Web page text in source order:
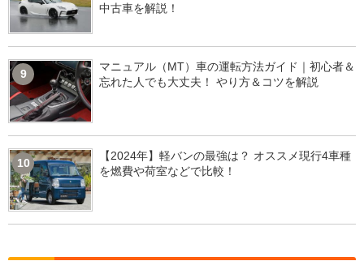
中古車を解説！
9
マニュアル（MT）車の運転方法ガイド｜初心者＆
忘れた人でも大丈夫！ やり方＆コツを解説
10
【2024年】軽バンの最強は？ オススメ現行4車種
を燃費や荷室などで比較！